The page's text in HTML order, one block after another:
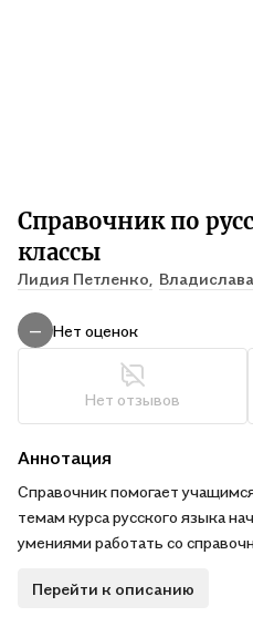
Справочник по
классы
Лидия Петленко,
— Нет оценок
Нет отзывов
Аннотация
Справочник помогает
темам курса русского языка
умениями работать со
навыки самообразования и
Перейти к описанию